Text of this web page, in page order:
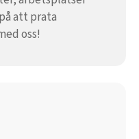
att prata
oss!